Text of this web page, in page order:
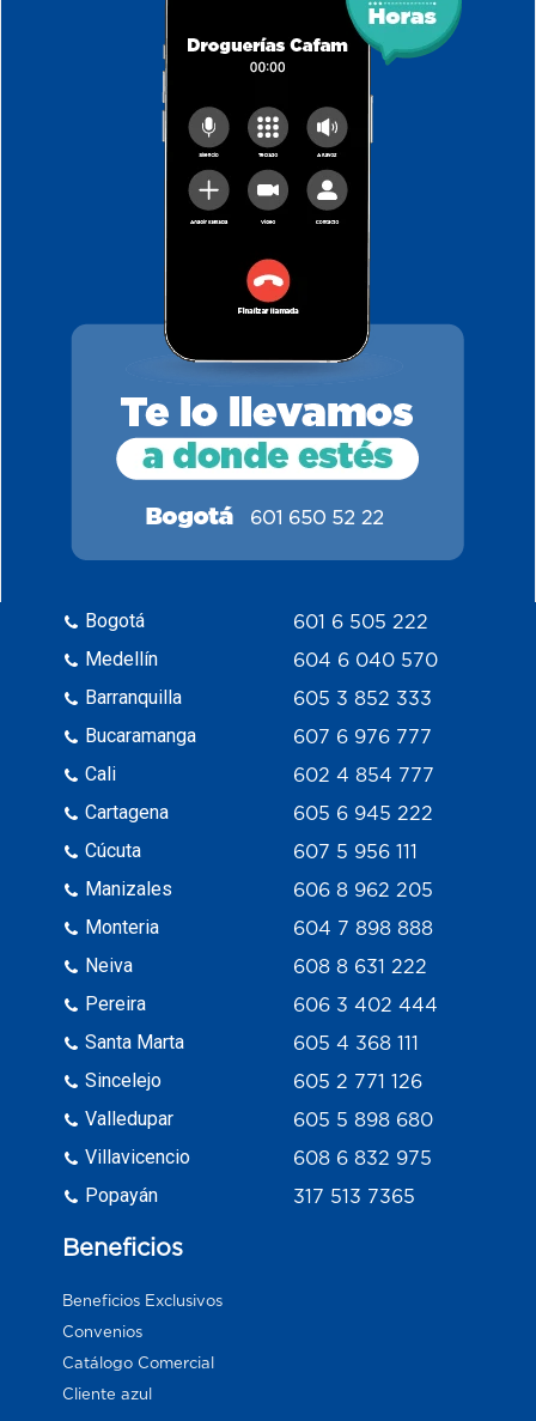
Bogotá
Medellín
Barranquilla
Bucaramanga
Cali
Cartagena
Cúcuta
Manizales
Monteria
Neiva
Pereira
Santa Marta
Sincelejo
Valledupar
Villavicencio
Popayán
601 6 505 222
604 6 040 570
605 3 852 333
607 6 976 777
602 4 854 777
605 6 945 222
607 5 956 111
606 8 962 205
604 7 898 888
608 8 631 222
606 3 402 444
605 4 368 111
605 2 771 126
605 5 898 680
608 6 832 975
317 513 7365
Beneficios
Beneficios Exclusivos
Convenios
Catálogo Comercial
Cliente azul